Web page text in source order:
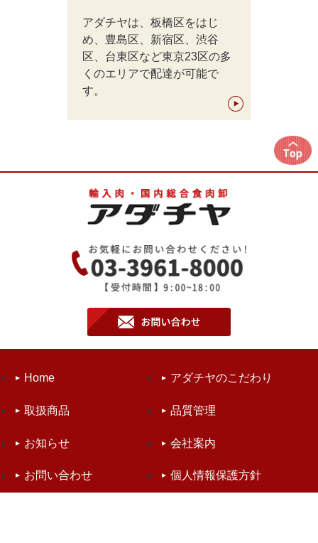
アダチヤは、板橋区をはじ
め、豊島区、新宿区、渋谷
区、台東区など東京23区の多
くのエリアで配達が可能で
す。
Home アダチヤのこだわり
取扱商品 品質管理
お知らせ 会社案内
お問い合わせ 個人情報保護方針